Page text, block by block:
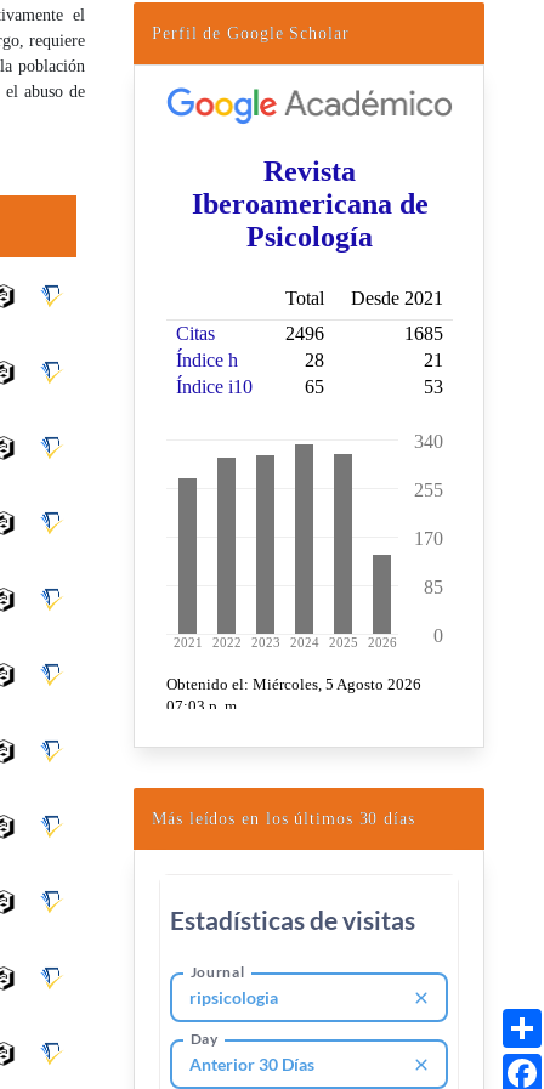
el
requiere
población
abuso de
Perfil de Google Scholar
Más leídos en los últimos 30 días